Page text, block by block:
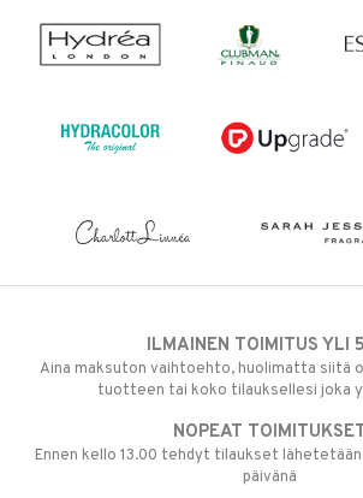
ILMAINEN TOIMITUS YLI
Aina maksuton vaihtoehto, huolimatta siitä
tuotteen tai koko tilauksellesi joka
NOPEAT
Ennen kello 13.00 tehdyt tilaukset
päivänä